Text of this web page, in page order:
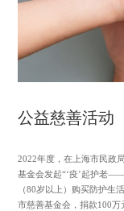
公益慈善活动
2022年度，在上海市民政
基金会发起“‘疫’起护老
（80岁以上）购买防护生
市慈善基金会，捐款100